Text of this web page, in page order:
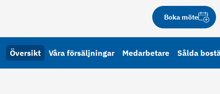
Översikt Våra försäljningar Medarbetare Sålda
Boka möte